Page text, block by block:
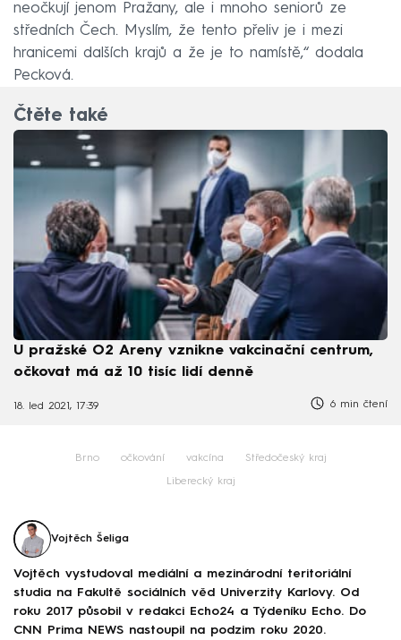
neočkují jenom Pražany, ale i mnoho seniorů ze
středních Čech. Myslím, že tento přeliv je i mezi
hranicemi dalších krajů a že je to namístě,“ dodala
Pecková.
Čtěte také
U pražské O2 Areny vznikne vakcinační centrum,
očkovat má až 10 tisíc lidí denně
18. led 2021, 17:39 6 min čtení
Brno očkování vakcína Středočeský kraj
Liberecký kraj
Vojtěch Šeliga
Vojtěch vystudoval mediální a mezinárodní teritoriální
studia na Fakultě sociálních věd Univerzity Karlovy. Od
roku 2017 působil v redakci Echo24 a Týdeníku Echo. Do
CNN Prima NEWS nastoupil na podzim roku 2020.